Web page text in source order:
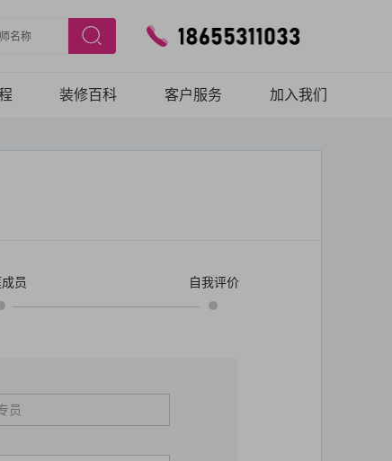
装修百科 客户服务 加入我们
员 自我评价